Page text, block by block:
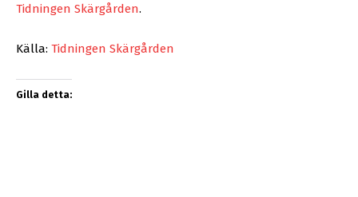
Tidningen Skärgården.
Källa: Tidningen Skärgården
Gilla detta: